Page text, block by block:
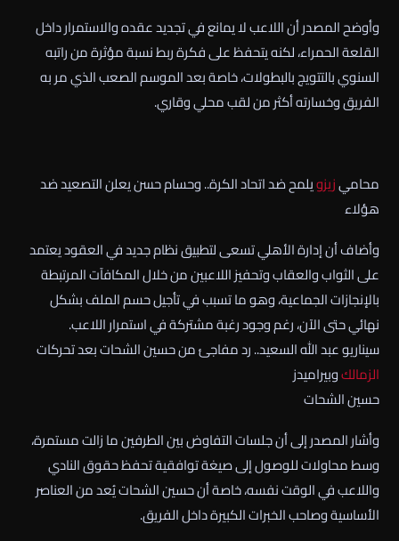
وأوضح المصدر أن اللاعب لا يمانع في تجديد عقده والاستمرار داخل
القلعة الحمراء، لكنه يتحفظ على فكرة ربط نسبة مؤثرة من راتبه
السنوي بالتتويج بالبطولات، خاصة بعد الموسم الصعب الذي مر به
الفريق وخسارته أكثر من لقب محلي وقاري.
محاميزيزويلمح ضد اتحاد الكرة.. وحسام حسن يعلن التصعيد ضد
هؤلاء
وأضاف أن إدارة الأهلي تسعى لتطبيق نظام جديد في العقود يعتمد
على الثواب والعقاب وتحفيز اللاعبين من خلال المكافآت المرتبطة
بالإنجازات الجماعية، وهو ما تسبب في تأجيل حسم الملف بشكل
نهائي حتى الآن، رغم وجود رغبة مشتركة في استمرار اللاعب.
سيناريو عبد الله السعيد.. رد مفاجئ من حسين الشحات بعد تحركات
الزمالكوبيراميدز
حسين الشحات
وأشار المصدر إلى أن جلسات التفاوض بين الطرفين ما زالت مستمرة،
وسط محاولات للوصول إلى صيغة توافقية تحفظ حقوق النادي
واللاعب في الوقت نفسه، خاصة أن حسين الشحات يُعد من العناصر
الأساسية وصاحب الخبرات الكبيرة داخل الفريق.